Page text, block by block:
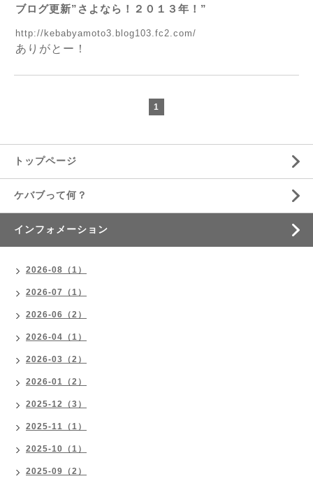
ブログ更新”さよなら！２０１３年！”
http://kebabyamoto3.blog103.fc2.com/
ありがとー！
1
トップページ
ケバブって何？
インフォメーション
2026-08（1）
2026-07（1）
2026-06（2）
2026-04（1）
2026-03（2）
2026-01（2）
2025-12（3）
2025-11（1）
2025-10（1）
2025-09（2）